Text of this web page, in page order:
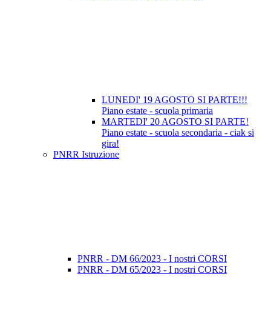
LUNEDI' 19 AGOSTO SI PARTE!!!
Piano estate - scuola primaria
MARTEDI' 20 AGOSTO SI PARTE!
Piano estate - scuola secondaria - ciak si
gira!
PNRR Istruzione
PNRR - DM 66/2023 - I nostri CORSI
PNRR - DM 65/2023 - I nostri CORSI